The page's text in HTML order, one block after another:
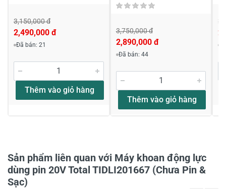
Viết nhận xét về sản phẩm
Đánh giá sao
Tiêu đề của nhận xét
3,150,000 đ
2,490,000 đ
Đã bán: 21
Thêm vào giỏ hàng
3,750,000 đ
2,890,000 đ
Đã bán: 44
Thêm vào giỏ hàng
Sản phẩm liên quan với Máy khoan động lực
dùng pin 20V Total TIDLI201667 (Chưa Pin &
Sạc)